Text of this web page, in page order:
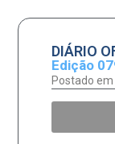
DIÁRIO
Edição
Postado